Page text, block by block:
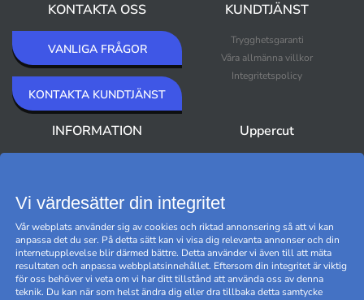
KONTAKTA OSS
VANLIGA FRÅGOR
KONTAKTA KUNDTJÄNST
KUNDTJÄNST
Trygghetsgaranti
Våra allmänna villkor
Integritetspolicy
INFORMATION Uppercut
Black Friday
Hantera cookies
Vi värdesätter din integritet
Vår webplats använder sig av cookies och riktad annonsering så att vi kan
anpassa det du ser. På detta sätt kan vi visa dig relevanta annonser och din
internetupplevelse blir därmed bättre. Detta använder vi även till att mäta
resultaten och anpassa webbplatsinnehållet. Eftersom din integritet är viktig
för oss behöver vi veta om vi har ditt tillstånd att använda oss av denna
teknik. Du kan när som helst ändra dig eller dra tillbaka detta samtycke